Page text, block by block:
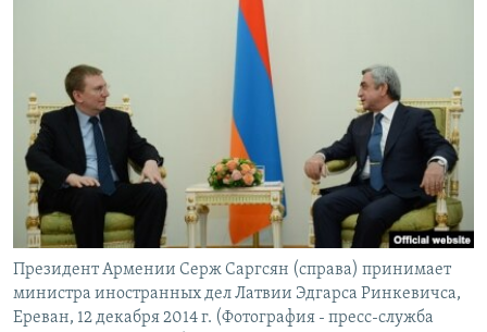
АРХИВ
Հայերեն
English
Русский
Все сайты Радио Азатутюн
Президент Армении Серж Саргсян (справа) принимает
министра иностранных дел Латвии Эдгарса Ринкевичса,
Ереван, 12 декабря 2014 г. (Фотография - пресс-служба